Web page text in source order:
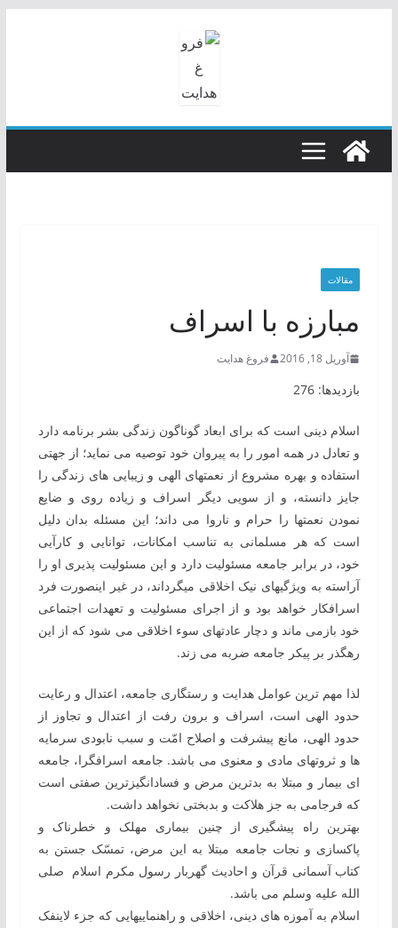
مقالات
مبارزه با اسراف
آوریل 18, 2016 فروغ هدایت
بازدیدها: 276
اسلام دینی ‏است که برای ابعاد گوناگون زندگی بشر برنامه دارد
و تعادل در همه‏ امور را به ‏پیروان خود توصیه می ‏نماید؛ از جهتی
استفاده و بهره‏‏ مشروع از نعمت‏هاى الهى و زیبایی‏ هاى زندگى ‏را
جایز دانسته، و از سویی دیگر اسراف و زیاده ‏روى و ضایع
نمودن نعمت‏ها را حرام و ناروا مى ‏داند؛ این مسئله بدان دلیل
است که هر مسلمانی به‏ تناسب امکانات، توانایى و کارآیى
خود، در برابر جامعه مسئولیت دارد و این مسئولیت پذیری او را
آراسته به ‏ویژگی‏های نیک اخلاقی می‏گرداند، در غیر این‏صورت فرد
اسراف‏کار خواهد بود و از اجراى مسئولیت و تعهدات اجتماعى
خود بازمى‏ ماند و دچار عادت‏های سوء اخلاقی می‏ شود که از این
رهگذر بر پیکر جامعه ضربه مى‏ زند.
لذا مهم‏ ترین عوامل هدایت و رستگاری جامعه، اعتدال و رعایت
حدود الهی است، اسراف و برون رفت از اعتدال و تجاوز از
حدود الهی، مانع پیشرفت و اصلاح امّت و سبب نابودی سرمایه‏
ها و ثروت‏های مادی و معنوی می ‏باشد. جامعه‏ اسراف‏گرا، جامعه‏
ای بیمار و مبتلا به‏ بدترین مرض و فسادانگیزترین صفتی ‏است
که فرجامی به ‏جز هلاکت و بدبختی نخواهد داشت.
بهترین راه پیشگیری از چنین بیماری مهلک و خطرناک و
پاک‏سازی و نجات جامعه مبتلا به‏ این مرض، تمسّک جستن به‏
کتاب آسمانی قرآن و احادیث گهربار رسول مکرم اسلام صلی
الله علیه وسلم می‏ باشد.
اسلام به‏ آموزه ‏های دینی، اخلاقی و راهنمایی‏هایی که جزء لاینفک